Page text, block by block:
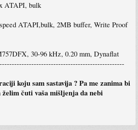
ATAPI, bulk
ATAPI,bulk, 2MB buffer, Write Proof
30-96 kHz, 0.20 mm, Dynaflat
koju sam sastavija ? Pa me zanima bi
čuti vaša mišljenja da nebi